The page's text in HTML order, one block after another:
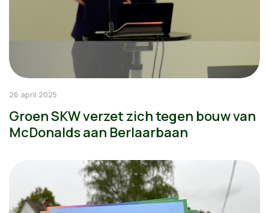
26 april 2025
Groen SKW verzet zich tegen bouw van
McDonalds aan Berlaarbaan